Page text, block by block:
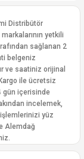
Distribütör
yetkili
sağlanan 2
belgeniz
ve saatiniz orijinal
ile ücretsiz
gün içerisinde
incelemek,
yüz
Alemdağ